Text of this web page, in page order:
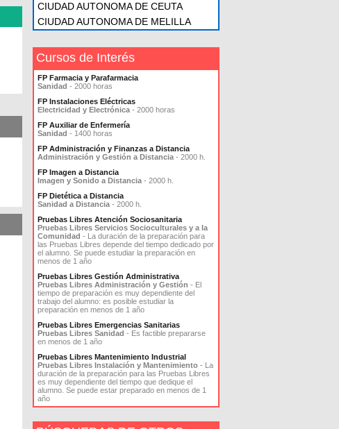
CIUDAD AUTONOMA DE CEUTA
CIUDAD AUTONOMA DE MELILLA
Cursos de Interés
FP Farmacia y Parafarmacia
Sanidad - 2000 horas
FP Instalaciones Eléctricas
Electricidad y Electrónica - 2000 horas
FP Auxiliar de Enfermería
Sanidad - 1400 horas
FP Administración y Finanzas a Distancia
Administración y Gestión a Distancia - 2000 h.
FP Imagen a Distancia
Imagen y Sonido a Distancia - 2000 h.
FP Dietética a Distancia
Sanidad a Distancia - 2000 h.
Pruebas Libres Atención Sociosanitaria
Pruebas Libres Servicios Socioculturales y a la
Comunidad - La duración de la preparación para
las Pruebas Libres depende del tiempo dedicado por
el alumno. Se puede estudiar la preparación en
menos de 1 año
Pruebas Libres Gestión Administrativa
Pruebas Libres Administración y Gestión - El
tiempo de preparación es muy dependiente del
trabajo del alumno: es posible estudiar la
preparación en menos de 1 año
Pruebas Libres Emergencias Sanitarias
Pruebas Libres Sanidad - Es factible prepararse
en menos de 1 año
Pruebas Libres Mantenimiento Industrial
Pruebas Libres Instalación y Mantenimiento - La
duración de la preparación para las Pruebas Libres
es muy dependiente del tiempo que dedique el
alumno. Se puede estar preparado en menos de 1
año